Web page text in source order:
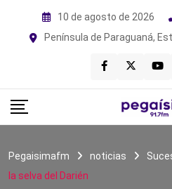
10 de agosto de 2026
Península de Paraguaná,
Pegaisimafm noticias
la selva del Darién